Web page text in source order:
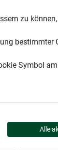
DESIGN -
zu
bestimmter
Symbol
Alle